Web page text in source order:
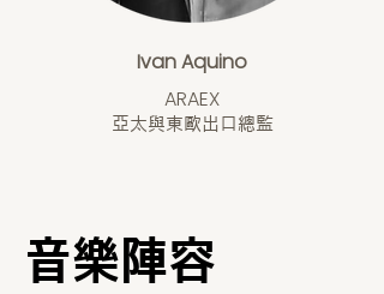
Ivan Aquino
ARAEX
亞太與東歐出口總監
音樂陣容